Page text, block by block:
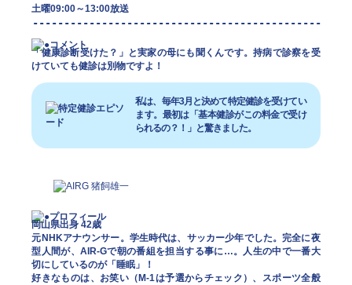
土曜09:00～13:00放送
「健康診断受けた？」と実家の母にも聞くんです。持病で診察を受
けていても健診は別物ですよ！
私は、毎年3月と決めて特定健診を受けてい
ます。最初は「基本健診がこの料金で受け
られるの？！」と驚きました。
岡山県出身 42歳
元NHKアナウンサー。学生時代は、サッカー少年でした。完全に夜
型人間が、AIR-Gで朝の番組を担当する事に…。人生の中で一番大
切にしているのが「睡眠」！
好きなものは、お笑い（M-1は予選からチェック）、スポーツ全般